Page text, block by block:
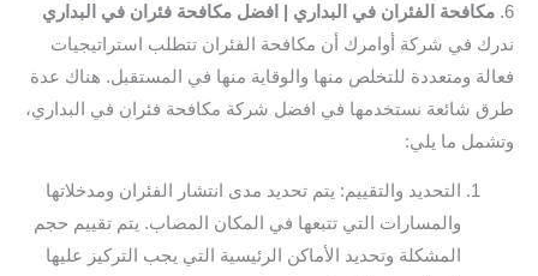
6. مكافحة الفئران في البداري | افضل مكافحة فئران في البداري
ندرك في شركة أوامرك أن مكافحة الفئران تتطلب استراتيجيات
فعالة ومتعددة للتخلص منها والوقاية منها في المستقبل. هناك عدة
طرق شائعة نستخدمها في افضل شركة مكافحة فئران في البداري،
وتشمل ما يلي:
التحديد والتقييم: يتم تحديد مدى انتشار الفئران ومدخلاتها
والمسارات التي تتبعها في المكان المصاب. يتم تقييم حجم
المشكلة وتحديد الأماكن الرئيسية التي يجب التركيز عليها